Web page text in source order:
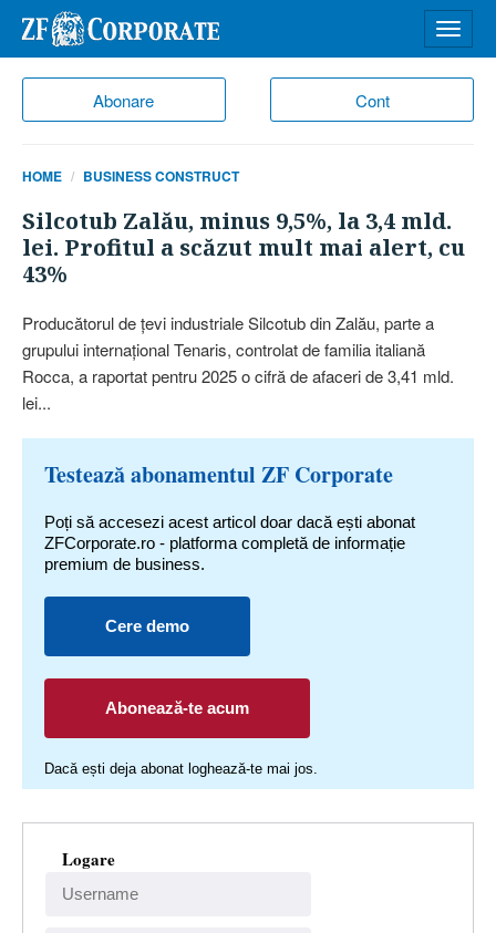
Abonare Cont
meniu
HOME BUSINESS CONSTRUCT
Silcotub Zalău, minus 9,5%, la 3,4 mld.
lei. Profitul a scăzut mult mai alert, cu
43%
Producătorul de ţevi industriale Silcotub din Zalău, parte a
grupului internaţional Tenaris, controlat de familia italiană
Rocca, a raportat pentru 2025 o cifră de afaceri de 3,41 mld.
lei...
Testează abonamentul ZF Corporate
Poți să accesezi acest articol doar dacă ești abonat
ZFCorporate.ro - platforma completă de informație
premium de business.
Cere demo
Abonează-te acum
Dacă ești deja abonat loghează-te mai jos.
Logare